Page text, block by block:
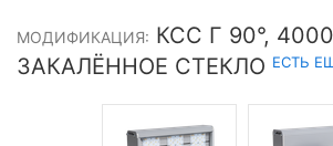
МОДИФИКАЦИЯ: КСС Г 90°,
ЗАКАЛЁННОЕ СТЕКЛО ЕСТЬ